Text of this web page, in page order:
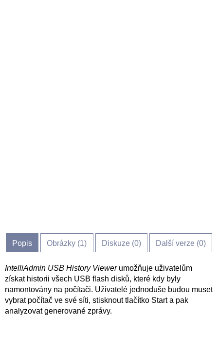
Popis Obrázky (1) Diskuze (0) Další verze (0)
IntelliAdmin USB History Viewerumožňuje uživatelům
získat historii všech USB flash disků, které kdy byly
namontovány na počítači. Uživatelé jednoduše budou muset
vybrat počítač ve své síti, stisknout tlačítko Start a pak
analyzovat generované zprávy.